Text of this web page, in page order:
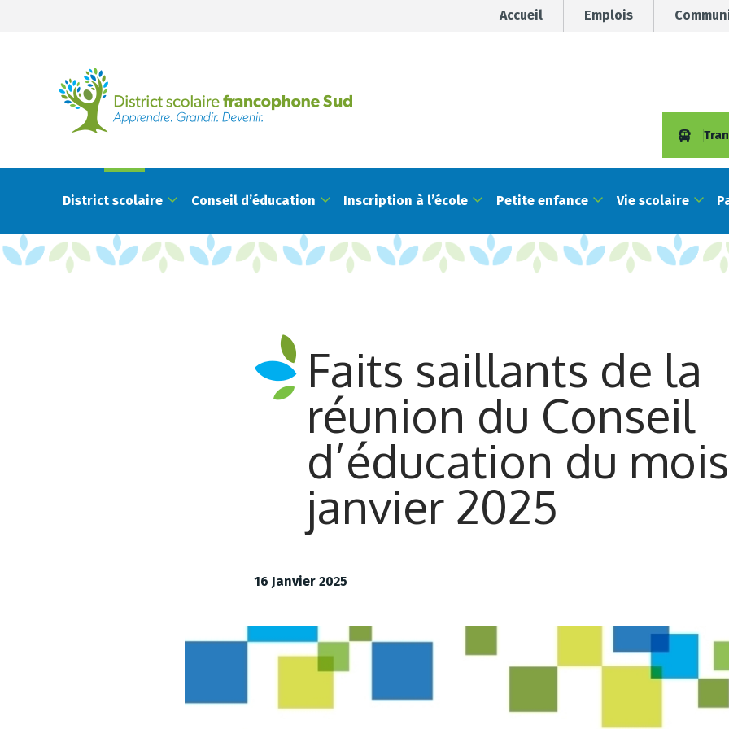
Accueil Emplois
District scolaire Conseil d’éducation Inscription à l’école Petite enfance Vie scolaire
Faits saillants de la
réunion du Conseil
d’éducation du
janvier 2025
16 Janvier 2025